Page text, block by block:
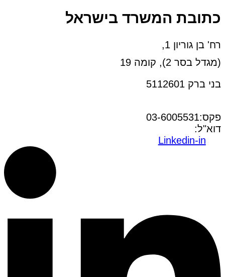
כתובת המשרד בישראל
רח' בן גוריון 1,
(מגדל בסר 2), קומה 19
בני ברק 5112601
פקס:03-6005531
דוא"ל:
Linkedin-in